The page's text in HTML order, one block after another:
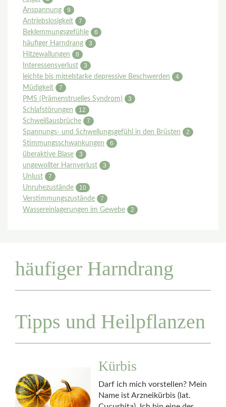
Anspannung
9
Antriebslosigkeit
7
Beklemmungsgefühle
6
häufiger Harndrang
3
Hitzewallungen
8
Interessensverlust
3
leichte bis mittelstarke depressive Beschwerden
4
Müdigkeit
7
PMS (Prämenstruelles Syndrom)
3
Schlafstörungen
12
Schweißausbrüche
7
Spannungs- und Schwellungsgefühl in den Brüsten
2
Stimmungsschwankungen
6
überaktive Blase
3
ungewollter Harnverlust
3
Unlust
7
Unruhezustände
10
Verstimmungszustände
7
Wassereinlagerungen im Gewebe
2
häufiger Harndrang
Tipps und Heilpflanzen
Kürbis
Darf ich mich vorstellen? Mein
Name ist Arzneikürbis (lat.